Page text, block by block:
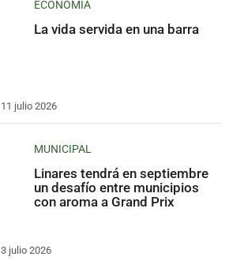
ECONOMÍA
La vida servida en una barra
11 julio 2026
MUNICIPAL
Linares tendrá en septiembre
un desafío entre municipios
con aroma a Grand Prix
3 julio 2026